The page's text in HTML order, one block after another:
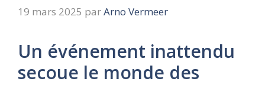
19 mars 2025 parArno Vermeer
Un événement inattendu
secoue le monde des